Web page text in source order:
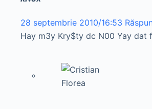
28 septembrie 2010/16:53
Hay m3y Kry$ty dc N00 Yay dat